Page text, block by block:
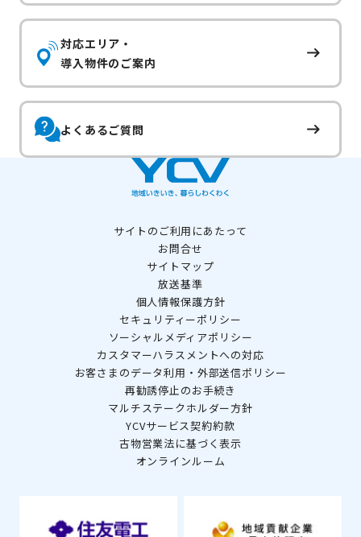
対応エリア・
導入物件のご案内
よくあるご質問
サイトのご利用にあたって
お問合せ
サイトマップ
放送基準
個人情報保護方針
セキュリティーポリシー
ソーシャルメディアポリシー
カスタマーハラスメントへの対応
お客さまのデータ利用・外部送信ポリシー
再勧誘停止のお手続き
マルチステークホルダー方針
YCVサービス契約約款
古物営業法に基づく表示
オンラインルーム